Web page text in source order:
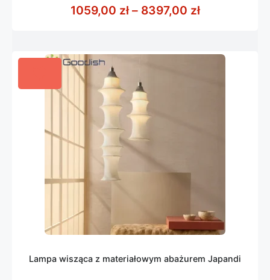
5
1059,00 zł – 8397,00 złZakres cen:
Lampa wisząca z materiałowym abażurem Japandi